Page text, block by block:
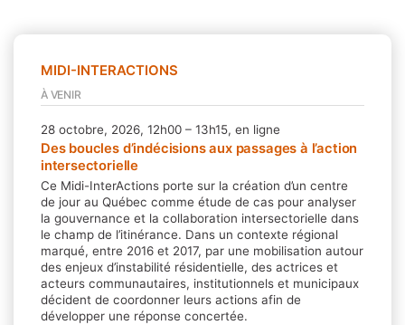
MIDI-INTERACTIONS
À VENIR
28 octobre, 2026, 12h00 – 13h15, en ligne
Des boucles d’indécisions aux passages à l’action
intersectorielle
Ce Midi-InterActions porte sur la création d’un centre
de jour au Québec comme étude de cas pour analyser
la gouvernance et la collaboration intersectorielle dans
le champ de l’itinérance. Dans un contexte régional
marqué, entre 2016 et 2017, par une mobilisation autour
des enjeux d’instabilité résidentielle, des actrices et
acteurs communautaires, institutionnels et municipaux
décident de coordonner leurs actions afin de
développer une réponse concertée.